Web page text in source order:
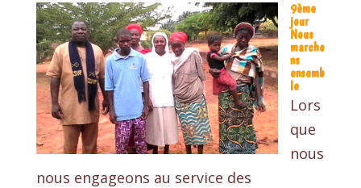
9ème
jour
Nous
marcho
ns
ensemb
le
Lors
que
nous
nous engageons au service des